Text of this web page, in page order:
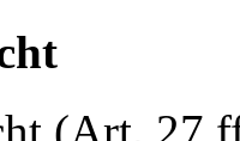
(Art. 27